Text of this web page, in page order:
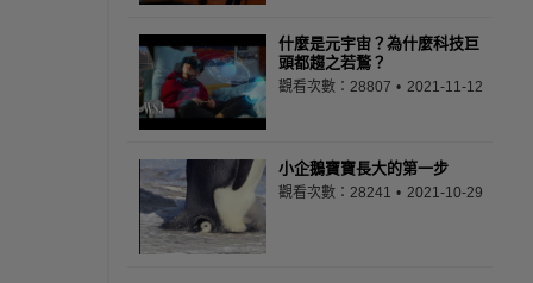
什麼是元宇宙？為什麼科技巨
頭都趨之若鶩？
觀看次數：28807 2021-11-12
小企鵝寶寶長大的第一步
觀看次數：28241 2021-10-29